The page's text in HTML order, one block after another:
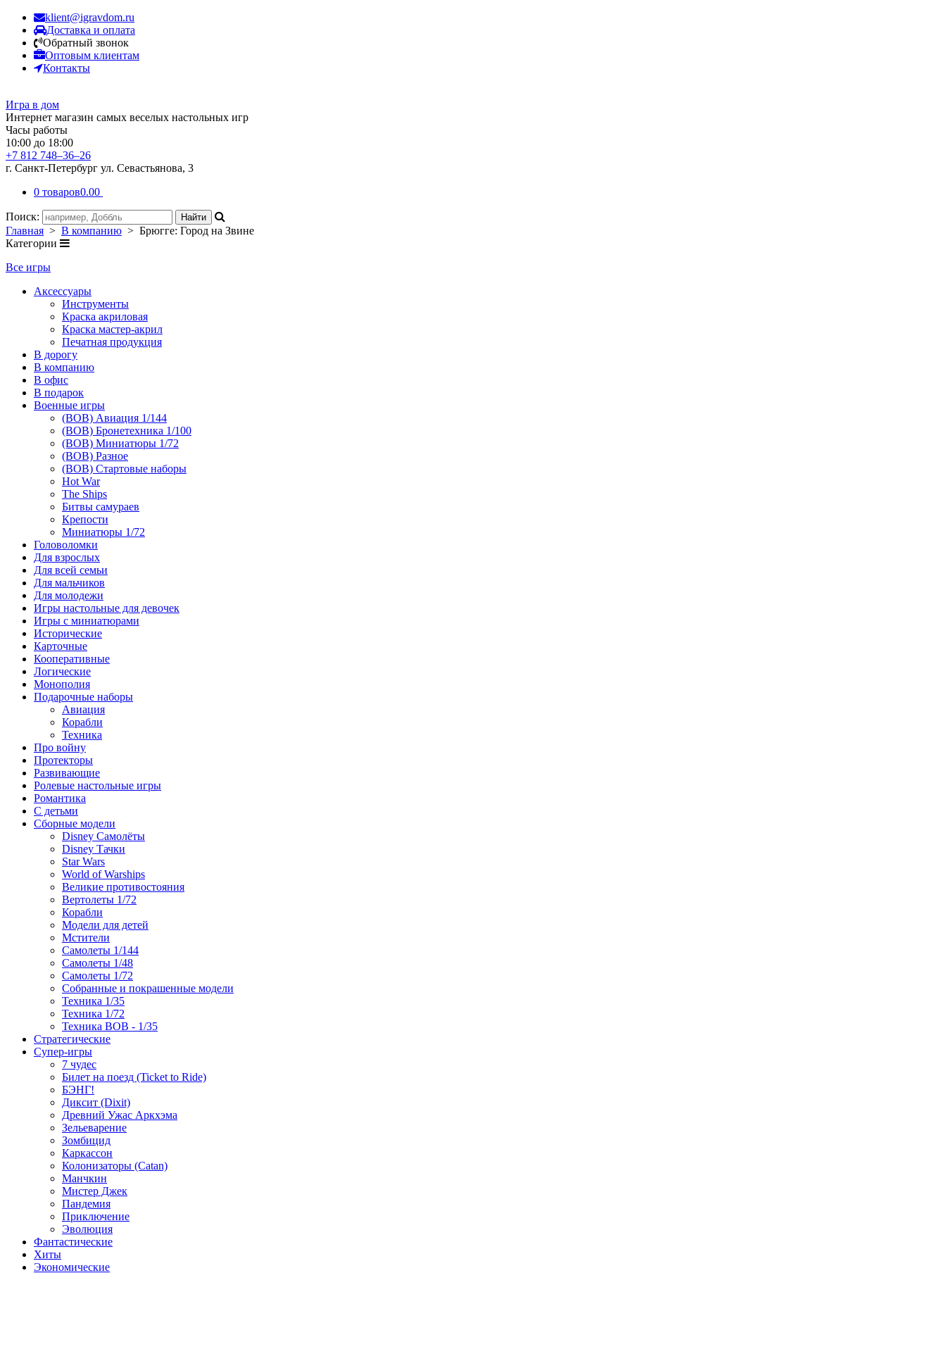
klient@igravdom.ru
Доставка и оплата
Обратный звонок
Оптовым клиентам
Контакты
Игра в дом
Интернет магазин самых веселых настольных игр
Часы работы
10:00 до 18:00
+7 812 748–36–26
г. Санкт-Петербург ул. Севастьянова, 3
0 товаров0.00
Поиск:
Главная > В компанию > Брюгге: Город на Звине
Категории
Все игры
Аксессуары
Инструменты
Краска акриловая
Краска мастер-акрил
Печатная продукция
В дорогу
В компанию
В офис
В подарок
Военные игры
(ВОВ) Авиация 1/144
(ВОВ) Бронетехника 1/100
(ВОВ) Миниатюры 1/72
(ВОВ) Разное
(ВОВ) Стартовые наборы
Hot War
The Ships
Битвы самураев
Крепости
Миниатюры 1/72
Головоломки
Для взрослых
Для всей семьи
Для мальчиков
Для молодежи
Игры настольные для девочек
Игры с миниатюрами
Исторические
Карточные
Кооперативные
Логические
Монополия
Подарочные наборы
Авиация
Корабли
Техника
Про войну
Протекторы
Развивающие
Ролевые настольные игры
Романтика
С детьми
Сборные модели
Disney Самолёты
Disney Тачки
Star Wars
World of Warships
Великие противостояния
Вертолеты 1/72
Корабли
Модели для детей
Мстители
Самолеты 1/144
Самолеты 1/48
Самолеты 1/72
Собранные и покрашенные модели
Техника 1/35
Техника 1/72
Техника ВОВ - 1/35
Стратегические
Супер-игры
7 чудес
Билет на поезд (Ticket to Ride)
БЭНГ!
Диксит (Dixit)
Древний Ужас Аркхэма
Зельеварение
Зомбицид
Каркассон
Колонизаторы (Catan)
Манчкин
Мистер Джек
Пандемия
Приключение
Эволюция
Фантастические
Хиты
Экономические